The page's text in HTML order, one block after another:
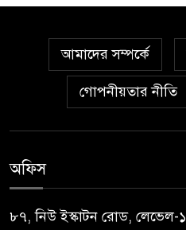
আমাদের সম্পর্কে
গোপনীয়তার নীতি
অফিস
৮৭, নিউ ইস্কাটন রোড, লেভেল-